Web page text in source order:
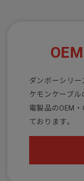
ダンボーシリ
ケモンケーブ
電製品のOEM
ております。